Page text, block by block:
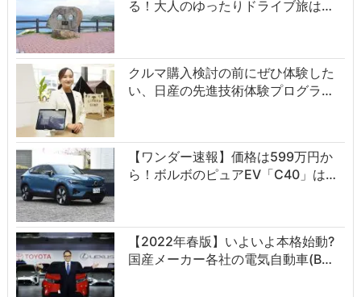
る！大人のゆったりドライブ旅は…
クルマ購入検討の前にぜひ体験した
い、日産の先進技術体験プログラ…
【ワンダー速報】価格は599万円か
ら！ボルボのピュアEV「C40」は…
【2022年春版】いよいよ本格始動?
国産メーカー各社の電気自動車(B…